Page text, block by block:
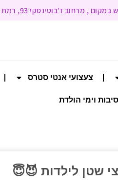
צעצועי אנטי סטרס
וימי הולדת
שטן לילדות 😈😇